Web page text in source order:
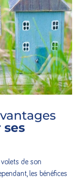
de son
les bénéfices